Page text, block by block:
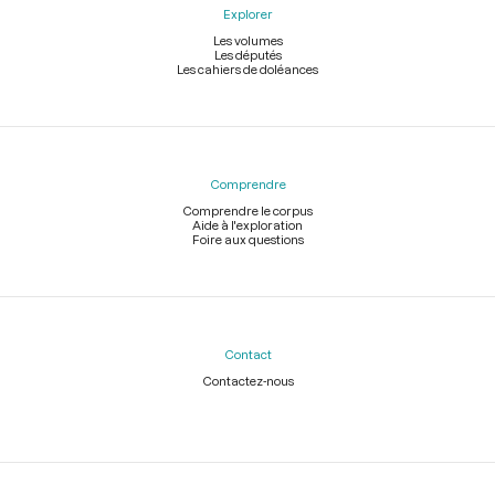
Explorer
Les volumes
Les députés
Les cahiers de doléances
Comprendre
Comprendre le corpus
Aide à l'exploration
Foire aux questions
Contact
Contactez-nous
Légal